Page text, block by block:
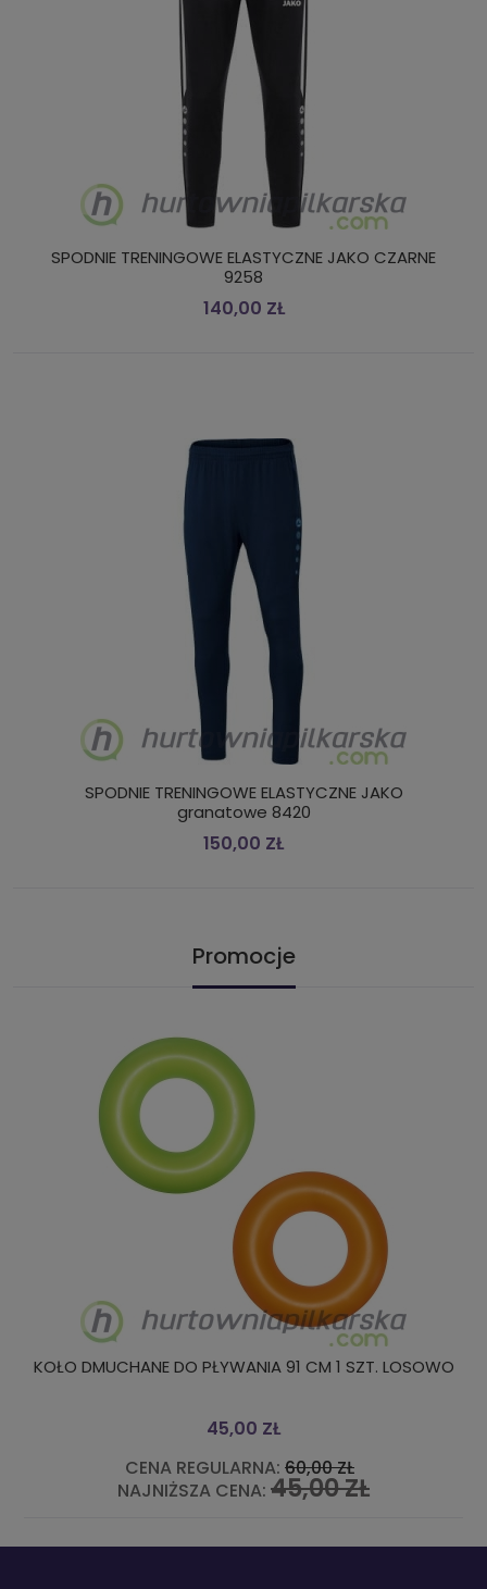
SPODNIE TRENINGOWE ELASTYCZNE JAKO CZARNE
9258
140,00 ZŁ
SPODNIE TRENINGOWE ELASTYCZNE JAKO
granatowe 8420
150,00 ZŁ
Promocje
KOŁO DMUCHANE DO PŁYWANIA 91 CM 1 SZT. LOSOWO
45,00 ZŁ
CENA REGULARNA: 60,00 ZŁ
NAJNIŻSZA CENA: 45,00 ZŁ